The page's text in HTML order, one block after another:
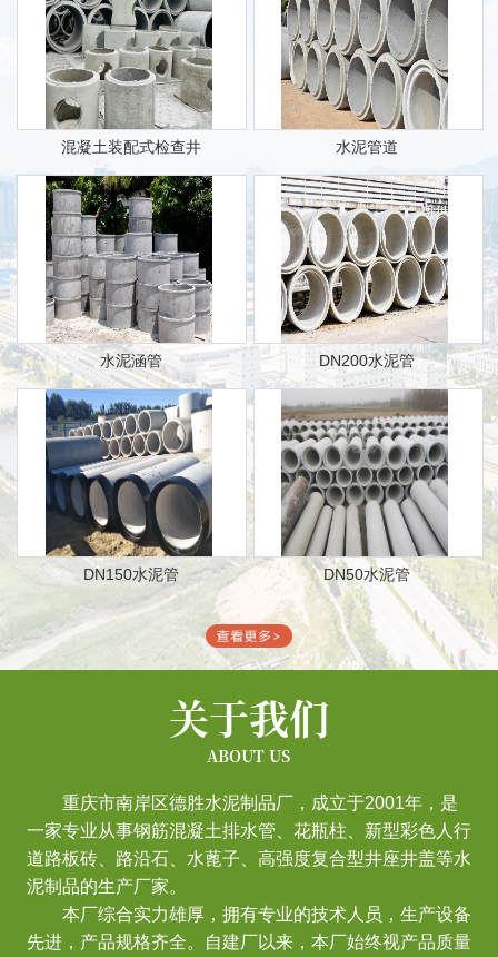
混凝土装配式检查井 水泥管道
水泥涵管 DN200水泥管
DN150水泥管 DN50水泥管
关于我们
ABOUT US
重庆市南岸区德胜水泥制品厂，成立于2001年，是
一家专业从事钢筋混凝土排水管、花瓶柱、新型彩色人行
道路板砖、路沿石、水蓖子、高强度复合型井座井盖等水
泥制品的生产厂家。
本厂综合实力雄厚，拥有专业的技术人员，生产设备
先进，产品规格齐全。自建厂以来，本厂始终视产品质量